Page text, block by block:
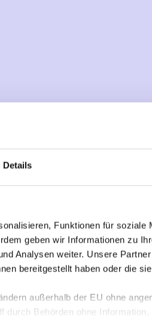
Details
Funktionen für soziale
geben wir Informationen zu
Analysen weiter. Unsere
bereitgestellt haben oder die
außerhalb der EU ohne
Behörden ohne Information,